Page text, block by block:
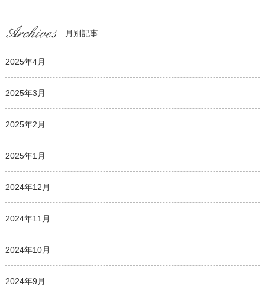
月別記事
2025年4月
2025年3月
2025年2月
2025年1月
2024年12月
2024年11月
2024年10月
2024年9月